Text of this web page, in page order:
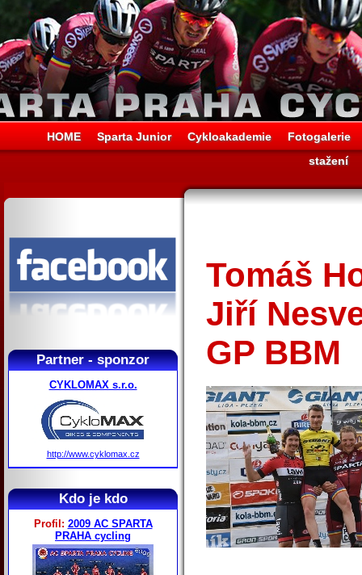
HOME Sparta Junior Cykloakademie
Fotogalerie
stažení
Partner - sponzor
CYKLOMAX s.r.o.
http://www.cyklomax.cz
Kdo je kdo
Profil: 2009 AC SPARTA
PRAHA cycling
Tomáš
Jiří
GP BBM